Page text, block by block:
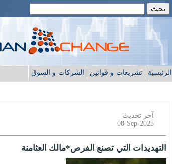
الرئيسية تشريعات و قوانين الشركات و السوق
آخر تحديث
08-Sep-2025
التهديدات التي تصنع الفرص*مالك العثامنة